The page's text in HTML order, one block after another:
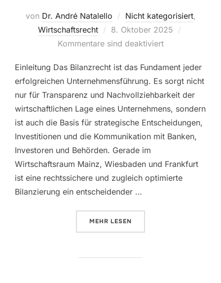
von Dr. André Natalello Nicht kategorisiert,
Wirtschaftsrecht
8. Oktober 2025
Kommentare sind deaktiviert
Einleitung Das Bilanzrecht ist das Fundament jeder
erfolgreichen Unternehmensführung. Es sorgt nicht
nur für Transparenz und Nachvollziehbarkeit der
wirtschaftlichen Lage eines Unternehmens, sondern
ist auch die Basis für strategische Entscheidungen,
Investitionen und die Kommunikation mit Banken,
Investoren und Behörden. Gerade im
Wirtschaftsraum Mainz, Wiesbaden und Frankfurt
ist eine rechtssichere und zugleich optimierte
Bilanzierung ein entscheidender …
MEHR LESEN